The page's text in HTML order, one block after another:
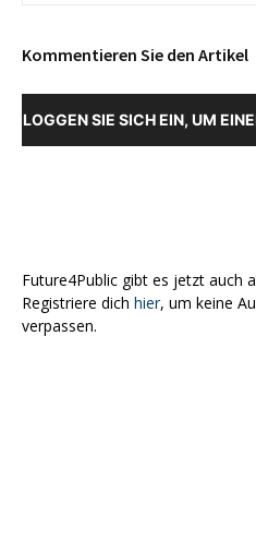
Kommentieren Sie den Artikel
LOGGEN SIE SICH EIN, UM
Future4Public gibt es jetzt auch
Registriere dich hier, um keine
verpassen.